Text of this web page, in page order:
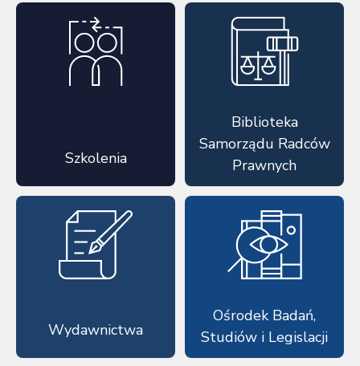
Szkolenia
Biblioteka
Samorządu Radców
Prawnych
Wydawnictwa
Ośrodek Badań,
Studiów i Legislacji